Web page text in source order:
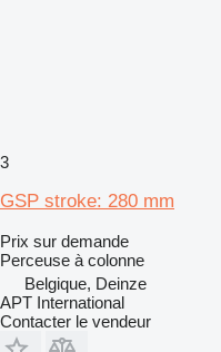
3
GSP stroke: 280 mm
Prix sur demande
Perceuse à colonne
Belgique, Deinze
APT International
Contacter le vendeur